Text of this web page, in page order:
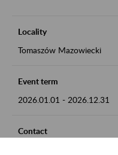
Locality
Tomaszów Mazowiecki
Event term
2026.01.01 - 2026.12.31
Contact